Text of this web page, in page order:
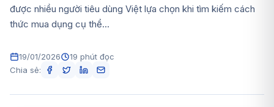
được nhiều người tiêu dùng Việt lựa chọn khi tìm kiếm cách
thức mua dụng cụ thể...
19/01/2026
19 phút đọc
Chia sẻ: